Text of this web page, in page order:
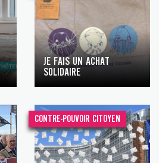
JE FAIS UN ACHAT
SOLIDAIRE
CONTRE-POUVOIR CITOYEN